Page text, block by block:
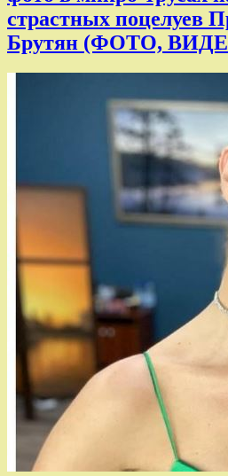
страстных поцелуев
Брутян (ФОТО,